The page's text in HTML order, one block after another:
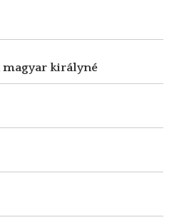
magyar királyné